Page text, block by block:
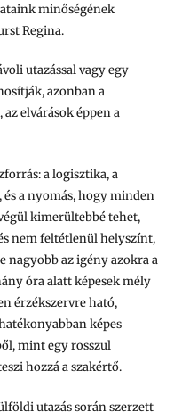
minőségének
Regina.
utazással vagy egy
azonban a
az elvárások éppen a
a logisztika, a
és a nyomás, hogy minden
kimerültebbé tehet,
nem feltétlenül helyszínt,
nagyobb az igény azokra a
óra alatt képesek mély
érzékszervre ható,
képes
mint egy rosszul
hozzá a szakértő.
utazás során szerzett